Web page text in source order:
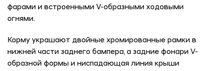
фарами и встроенными V-образными ходовыми
огнями.
Корму украшают двойные хромированные рамки в
нижней части заднего бампера, а задние фонари V-
образной формы и ниспадающая линия крыши